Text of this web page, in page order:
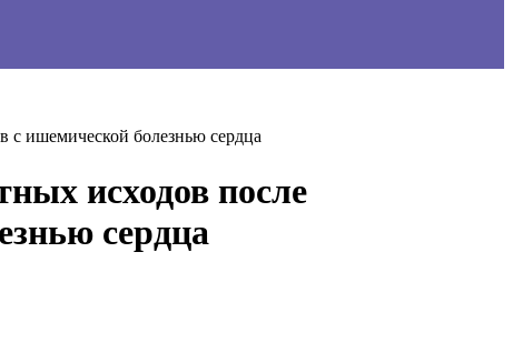
с ишемической болезнью сердца
исходов после
сердца